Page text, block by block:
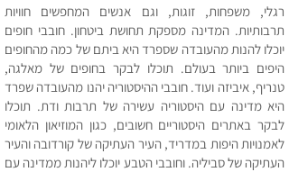
רגלי, משפחות, זוגות, וגם אנשים המחפשים חוויות
תרבותיות. המדינה מספקת תחושת ביטחון. חובבי חופים
יוכלו להנות מהעובדה שספרד היא ביתם של כמה מהחופים
היפים ביותר בעולם. תוכלו לבקר בחופים של מאלגה,
טנריף, איביזה ועוד. חובבי ההיסטוריה יהנו מהעובדה שפרד
היא מדינה עם היסטוריה עשירה של תרבות ודת. תוכלו
לבקר באתרים היסטוריים חשובים, כגון המוזיאון הלאומי
לאמנויות היפות במדריד, העיר העתיקה של קורדובה והעיר
העתיקה של סביליה. וחובבי הטבע יוכלו ליהנות ממדינה עם